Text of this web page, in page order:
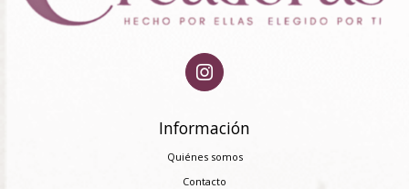
Información
Quiénes somos
Contacto